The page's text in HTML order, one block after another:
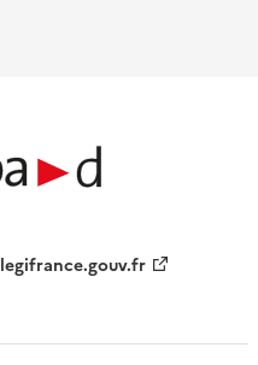
legifrance.gouv.fr